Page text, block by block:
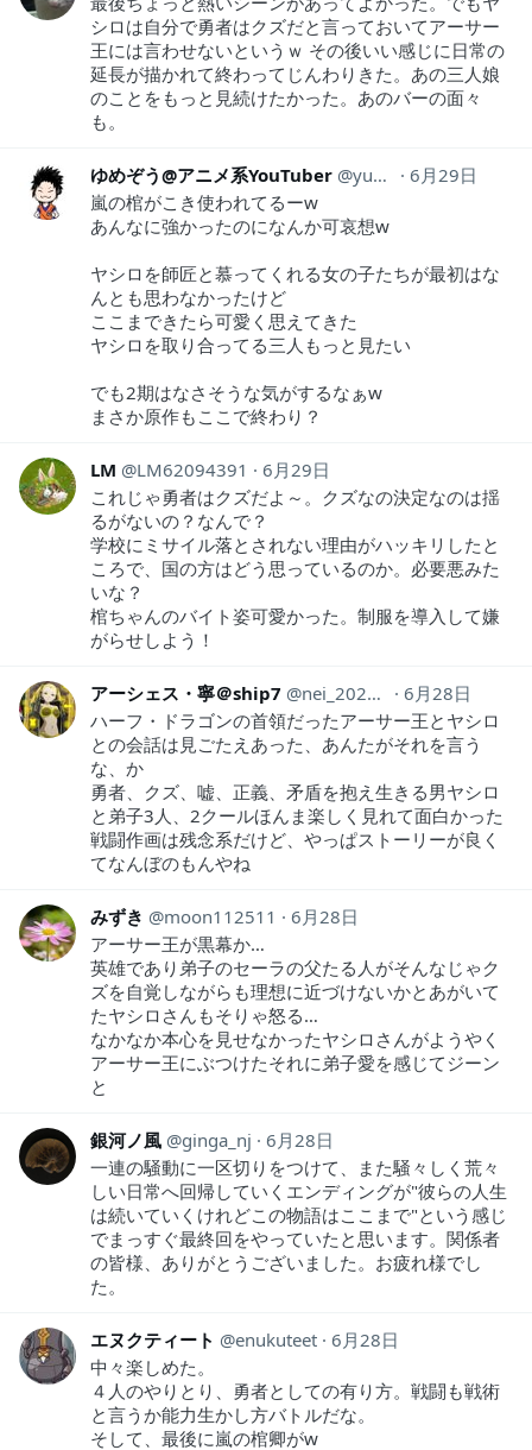
シロは自分で勇者はクズだと言っておいてアーサー
王には言わせないというｗ その後いい感じに日常の
延長が描かれて終わってじんわりきた。あの三人娘
のことをもっと見続けたかった。あのバーの面々
も。
ゆめぞう@アニメ系YouTuber yumezou634
6月29日
嵐の棺がこき使われてるーw
あんなに強かったのになんか可哀想w
ヤシロを師匠と慕ってくれる女の子たちが最初はな
んとも思わなかったけど
ここまできたら可愛く思えてきた
ヤシロを取り合ってる三人もっと見たい
でも2期はなさそうな気がするなぁw
まさか原作もここで終わり？
LM LM62094391
6月29日
これじゃ勇者はクズだよ～。クズなの決定なのは揺
るがないの？なんで？
学校にミサイル落とされない理由がハッキリしたと
ころで、国の方はどう思っているのか。必要悪みた
いな？
棺ちゃんのバイト姿可愛かった。制服を導入して嫌
がらせしよう！
アーシェス・寧＠ship7 nei_2020Ramuh
6月28日
ハーフ・ドラゴンの首領だったアーサー王とヤシロ
との会話は見ごたえあった、あんたがそれを言う
な、か
勇者、クズ、嘘、正義、矛盾を抱え生きる男ヤシロ
と弟子3人、2クールほんま楽しく見れて面白かった
戦闘作画は残念系だけど、やっぱストーリーが良く
てなんぼのもんやね
みずき moon112511
6月28日
アーサー王が黒幕か…
英雄であり弟子のセーラの父たる人がそんなじゃク
ズを自覚しながらも理想に近づけないかとあがいて
たヤシロさんもそりゃ怒る…
なかなか本心を見せなかったヤシロさんがようやく
アーサー王にぶつけたそれに弟子愛を感じてジーン
と
銀河ノ風 ginga_nj
6月28日
一連の騒動に一区切りをつけて、また騒々しく荒々
しい日常へ回帰していくエンディングが"彼らの人生
は続いていくけれどこの物語はここまで"という感じ
でまっすぐ最終回をやっていたと思います。関係者
の皆様、ありがとうございました。お疲れ様でし
た。
エヌクティート enukuteet 6月28日
中々楽しめた。
４人のやりとり、勇者としての有り方。戦闘も戦術
と言うか能力生かし方バトルだな。
そして、最後に嵐の棺卿がw